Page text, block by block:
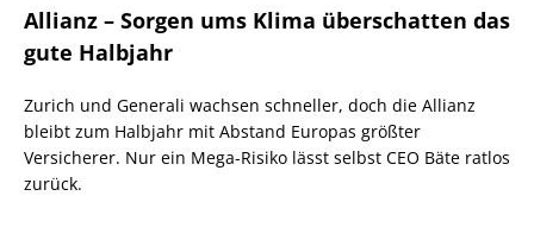
Allianz – Sorgen ums Klima überschatten das
gute Halbjahr
Zurich und Generali wachsen schneller, doch die Allianz
bleibt zum Halbjahr mit Abstand Europas größter
Versicherer. Nur ein Mega-Risiko lässt selbst CEO Bäte ratlos
zurück.